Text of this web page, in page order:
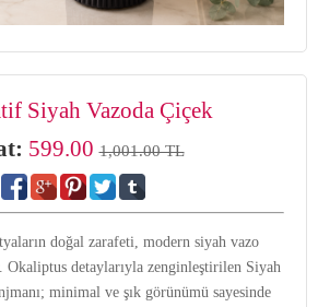
Siyah Vazoda Çiçek
599.001,001.00 TL
doğal zarafeti, modern siyah vazo
Okaliptus detaylarıyla zenginleştirilen Siyah
minimal ve şık görünümü sayesinde